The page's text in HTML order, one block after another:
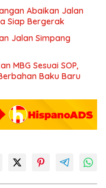
Abaikan Jalan
Siap Bergerak
Jalan Simpang
MBG Sesuai SOP,
Baku Baru